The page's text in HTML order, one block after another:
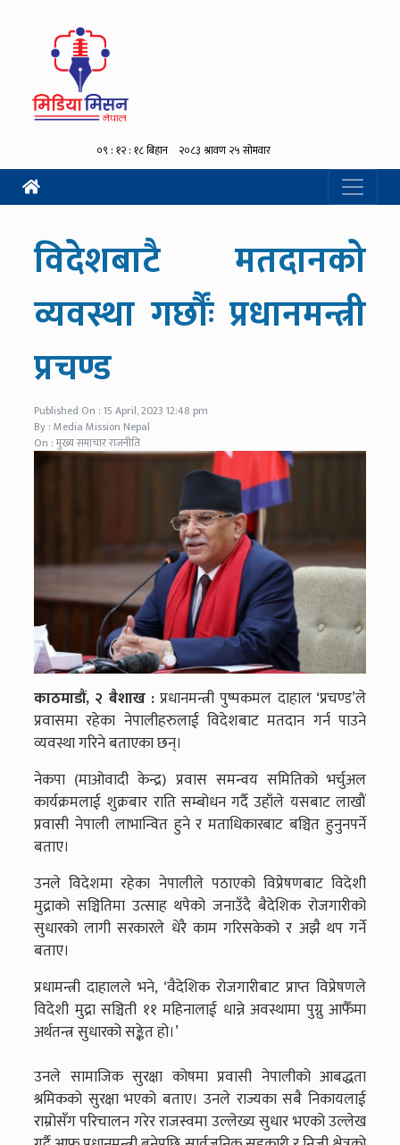
विदेशबाटै मतदानको
व्यवस्था गर्छौंः प्रधानमन्त्री
प्रचण्ड
Published On : 15 April, 2023 12:48 pm
By : Media Mission Nepal
On : मुख्य समाचार राजनीति
काठमाडौं, २ बैशाख :प्रधानमन्त्री पुष्पकमल दाहाल ‘प्रचण्ड’ले
प्रवासमा रहेका नेपालीहरुलाई विदेशबाट मतदान गर्न पाउने
व्यवस्था गरिने बताएका छन्।
नेकपा (माओवादी केन्द्र) प्रवास समन्वय समितिको भर्चुअल
कार्यक्रमलाई शुक्रबार राति सम्बोधन गर्दै उहाँले यसबाट लाखौं
प्रवासी नेपाली लाभान्वित हुने र मताधिकारबाट बञ्चित हुनुनपर्ने
बताए।
उनले विदेशमा रहेका नेपालीले पठाएको विप्रेषणबाट विदेशी
मुद्राको सञ्चितिमा उत्साह थपेको जनाउँदै बैदेशिक रोजगारीको
सुधारको लागी सरकारले धेरै काम गरिसकेको र अझै थप गर्ने
बताए।
प्रधामन्त्री दाहालले भने, ‘वैदेशिक रोजगारीबाट प्राप्त विप्रेषणले
विदेशी मुद्रा सञ्चिती ११ महिनालाई धान्ने अवस्थामा पुग्नु आफैँमा
अर्थतन्त्र सुधारको सङ्केत हो।’
उनले सामाजिक सुरक्षा कोषमा प्रवासी नेपालीको आबद्धता
श्रमिकको सुरक्षा भएको बताए। उनले राज्यका सबै निकायलाई
राम्रोसँग परिचालन गरेर राजस्वमा उल्लेख्य सुधार भएको उल्लेख